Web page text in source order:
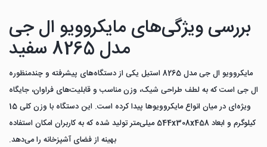
بررسی ویژگی‌های مایکروویو ال جی
مدل 8265 سفید
مایکروویو ال جی مدل 8265 استیل یکی از دستگاه‌های پیشرفته و چندمنظوره
ال جی است که به لطف طراحی شیک، وزن مناسب و قابلیت‌های فراوان، جایگاه
ویژه‌ای در میان انواع مایکروویوها پیدا کرده است. این دستگاه با وزن کلی 15
کیلوگرم و ابعاد 544x308x458 میلی‌متر تولید شده که به کاربران امکان استفاده
بهینه از فضای آشپزخانه را می‌دهد.